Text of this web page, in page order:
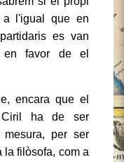
a l'igual que en
es van
en favor de el
encara que el
Ciril ha de ser
mesura, per ser
la filòsofa, com a